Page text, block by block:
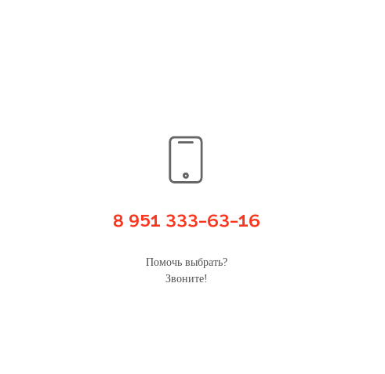
8 951 333-63-16
Помочь выбрать?
Звоните!